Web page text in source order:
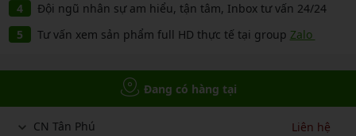
Đội ngũ nhân sự am hiểu, tận tâm, Inbox tư vấn 24/24
Tư vấn xem sản phẩm full HD thực tế tại group Zalo
Đang có hàng tại
CN Tân Phú Liên hệ